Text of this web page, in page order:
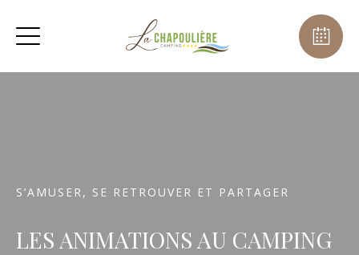
S’AMUSER, SE RETROUVER ET PARTAGER
LES ANIMATIONS AU CAMPING